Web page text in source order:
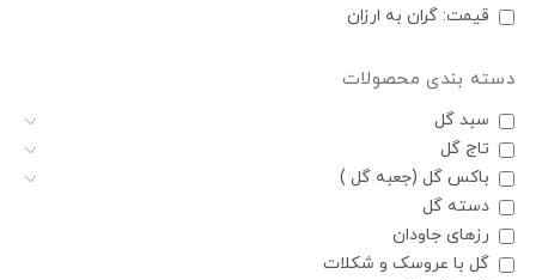
قیمت: گران به ارزان
دسته بندی محصولات
سبد گل
تاج گل
باکس گل (جعبه گل )
دسته گل
رزهای جاودان
گل با عروسک و شکلات